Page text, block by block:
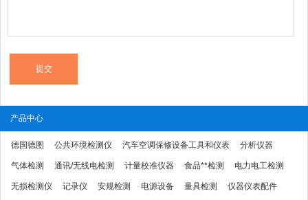
产品中心
德国德图 公共环境检测仪 汽车空调保修设备工具和仪表 分析仪器
气体检测 通讯/无线电检测 计量校准仪器 食品**检测 电力电工检测
无损检测仪 记录仪 安规检测 电源设备 量具检测 仪器仪表配件